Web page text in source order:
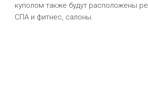
куполом также будут расположены
СПА и фитнес, салоны.